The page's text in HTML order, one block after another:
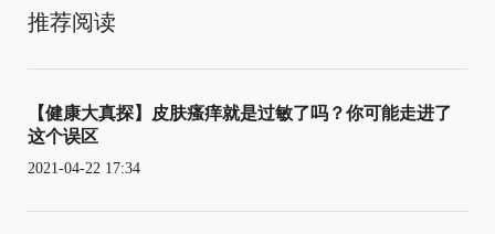
推荐阅读
【健康大真探】皮肤瘙痒就是过敏了吗？你可能走进了
这个误区
2021-04-22 17:34